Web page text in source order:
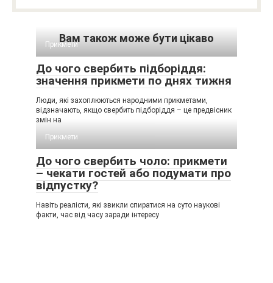
Вам також може бути цікаво
Прикмети
До чого свербить підборіддя:
значення прикмети по днях тижня
Люди, які захоплюються народними прикметами,
відзначають, якщо свербить підборіддя – це предвісник
змін на
Прикмети
До чого свербить чоло: прикмети
– чекати гостей або подумати про
відпустку?
Навіть реалісти, які звикли спиратися на суто наукові
факти, час від часу заради інтересу